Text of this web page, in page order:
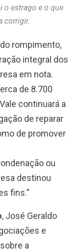
o estrago e o que
corrigir.
rompimento,
integral dos
em nota.
de 8.700
continuará a
de reparar
de promover
ou
destinou
fins.”
, José Geraldo
e
a